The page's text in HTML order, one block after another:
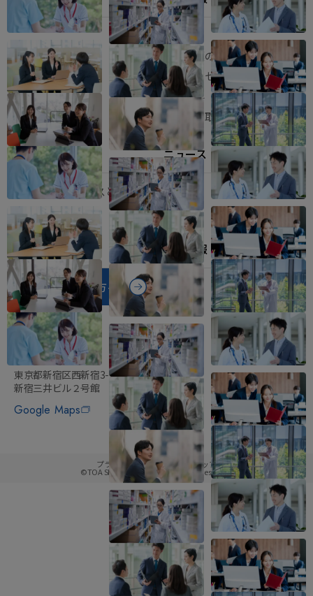
医療関係者の方へ
東亜新薬株式会社
〒160-0023
東京都新宿区西新宿3-2-11
新宿三井ビル２号館
Google Maps
企業情報
東亜新薬の存在意義
代表メッセージ
会社概要
健康への取り組み
腸内環境を学ぶ
プロバイオティクスとは
菌のリレーとは
ニュース
学術セミナー 採用情報
©TOA SHINYAKU CO.,LTD. All rights reserved.
プライバシーポリシーサイトマップ